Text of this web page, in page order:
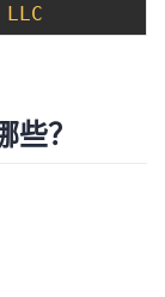
LLC
？